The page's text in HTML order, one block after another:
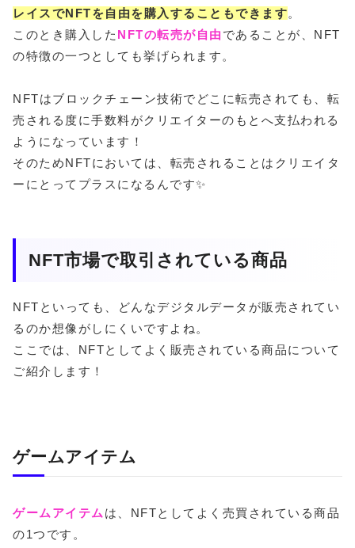
レイスでNFTを自由を購入することもできます。
このとき購入した NFTの転売が自由 であることが、NFT
の特徴の一つとしても挙げられます。
NFTはブロックチェーン技術でどこに転売されても、転
売される度に手数料がクリエイターのもとへ支払われる
ようになっています！
そのためNFTにおいては、転売されることはクリエイタ
ーにとってプラスになるんです✨
NFT市場で取引されている商品
NFTといっても、どんなデジタルデータが販売されてい
るのか想像がしにくいですよね。
ここでは、NFTとしてよく販売されている商品について
ご紹介します！
ゲームアイテム
ゲームアイテム は、NFTとしてよく売買されている商品
の1つです。